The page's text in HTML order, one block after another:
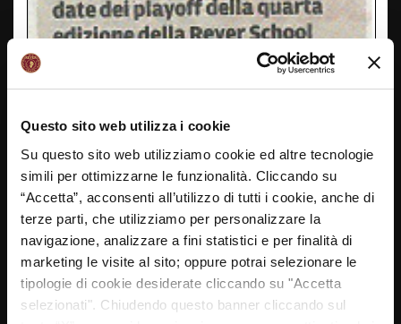
Questo sito web utilizza i cookie
Su questo sito web utilizziamo cookie ed altre tecnologie
simili per ottimizzarne le funzionalità. Cliccando su
“Accetta”, acconsenti all’utilizzo di tutti i cookie, anche di
terze parti, che utilizziamo per personalizzare la
navigazione, analizzare a fini statistici e per finalità di
marketing le visite al sito; oppure potrai selezionare le
tipologie di cookie desiderate cliccando su "Accetta
selezionati". Chiudendo questo banner cliccando sul